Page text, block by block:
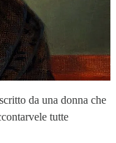
da una donna che
tutte